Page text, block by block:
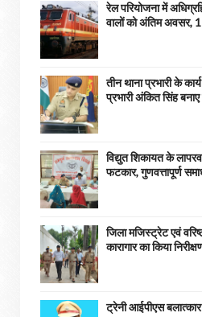
रेल परियोजना में
वालों को अंतिम अवसर,
तीन थाना प्रभारी के
प्रभारी अंकित सिंह
विद्युत शिकायत के
फटकार, गुणवत्तापूर्ण
जिला मजिस्ट्रेट एवं
कारागार का किया
ट्रेनी आईपीएस